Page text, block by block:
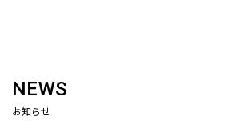
NEWS
お知らせ